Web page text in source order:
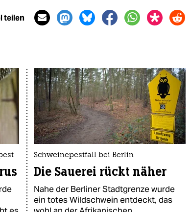
teilen
Schweinepestfall bei Berlin
Die Sauerei rückt näher
Nahe der Berliner Stadtgrenze wurde
ein totes Wildschwein entdeckt, das